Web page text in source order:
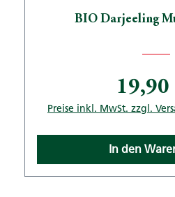
BIO Darjeeling
19,90
Preise inkl. MwSt. zzgl.
In den